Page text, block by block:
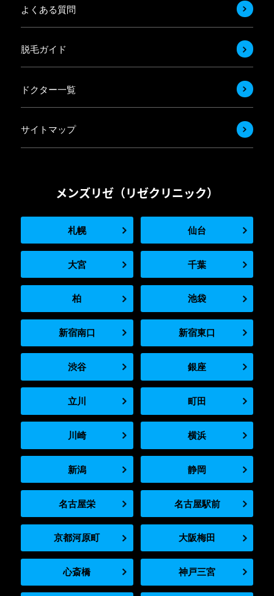
よくある質問
脱毛ガイド
ドクター一覧
サイトマップ
メンズリゼ（リゼクリニック）
札幌 仙台
大宮 千葉
柏 池袋
新宿南口 新宿東口
渋谷 銀座
立川 町田
川崎 横浜
新潟 静岡
名古屋栄 名古屋駅前
京都河原町 大阪梅田
心斎橋 神戸三宮